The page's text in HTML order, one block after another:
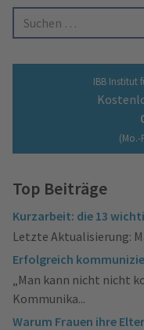
Suche nach:
IBB Institut
(Mo.-
Top Beiträge
Kurzarbeit: die 13
Letzte Aktualisierung:
Erfolgreich
„Man kann nicht nicht
Kommunika...
Warum Frauen ihre